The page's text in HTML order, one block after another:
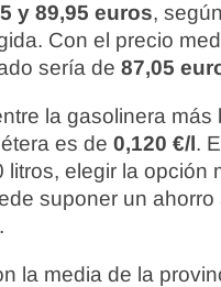
y 89,95 euros,
Con el precio
sería de 87,05
la gasolinera más
es de 0,120 €/l.
litros, elegir la opción
suponer un ahorro
.
la media de la